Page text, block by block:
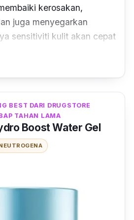
kerosakan,
juga menyegarkan
sensitiviti kulit akan cepat
digunakan akan
dan menenangkan
untuk semua jenis
alami masalah sensitif.
BEST DARI DRUGSTORE
TAHAN LAMA
Boost Water Gel